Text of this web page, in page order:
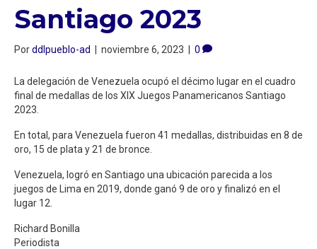
Santiago 2023
Porddlpueblo-ad | noviembre 6, 2023 | 0
La delegación de Venezuela ocupó el décimo lugar en el cuadro
final de medallas de los XIX Juegos Panamericanos Santiago
2023.
En total, para Venezuela fueron 41 medallas, distribuidas en 8 de
oro, 15 de plata y 21 de bronce.
Venezuela, logró en Santiago una ubicación parecida a los
juegos de Lima en 2019, donde ganó 9 de oro y finalizó en el
lugar 12.
Richard Bonilla
Periodista